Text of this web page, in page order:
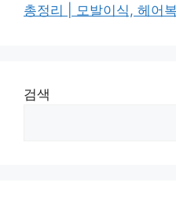
총정리 | 모발이식, 헤어
검색